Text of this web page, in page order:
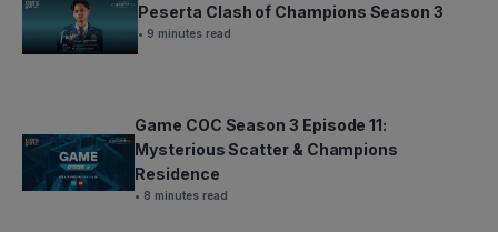
Peserta Clash of Champions Season 3
• 9 minutes read
Game COC Season 3 Episode 11:
Mysterious Scatter & Champions
Residence
• 8 minutes read